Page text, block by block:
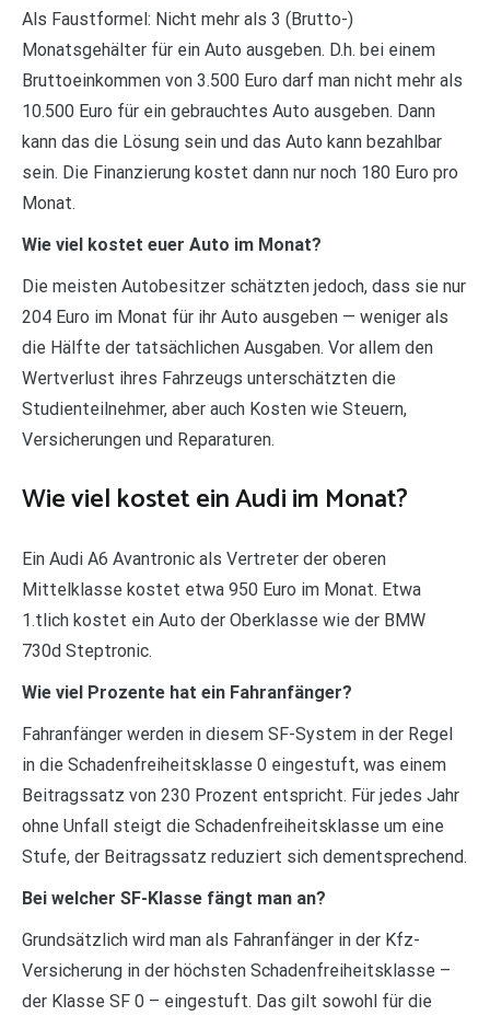
Als Faustformel: Nicht mehr als 3 (Brutto-)
Monatsgehälter für ein Auto ausgeben. D.h. bei einem
Bruttoeinkommen von 3.500 Euro darf man nicht mehr als
10.500 Euro für ein gebrauchtes Auto ausgeben. Dann
kann das die Lösung sein und das Auto kann bezahlbar
sein. Die Finanzierung kostet dann nur noch 180 Euro pro
Monat.
Wie viel kostet euer Auto im Monat?
Die meisten Autobesitzer schätzten jedoch, dass sie nur
204 Euro im Monat für ihr Auto ausgeben — weniger als
die Hälfte der tatsächlichen Ausgaben. Vor allem den
Wertverlust ihres Fahrzeugs unterschätzten die
Studienteilnehmer, aber auch Kosten wie Steuern,
Versicherungen und Reparaturen.
Wie viel kostet ein Audi im Monat?
Ein Audi A6 Avantronic als Vertreter der oberen
Mittelklasse kostet etwa 950 Euro im Monat. Etwa
1.tlich kostet ein Auto der Oberklasse wie der BMW
730d Steptronic.
Wie viel Prozente hat ein Fahranfänger?
Fahranfänger werden in diesem SF-System in der Regel
in die Schadenfreiheitsklasse 0 eingestuft, was einem
Beitragssatz von 230 Prozent entspricht. Für jedes Jahr
ohne Unfall steigt die Schadenfreiheitsklasse um eine
Stufe, der Beitragssatz reduziert sich dementsprechend.
Bei welcher SF-Klasse fängt man an?
Grundsätzlich wird man als Fahranfänger in der Kfz-
Versicherung in der höchsten Schadenfreiheitsklasse –
der Klasse SF 0 – eingestuft. Das gilt sowohl für die